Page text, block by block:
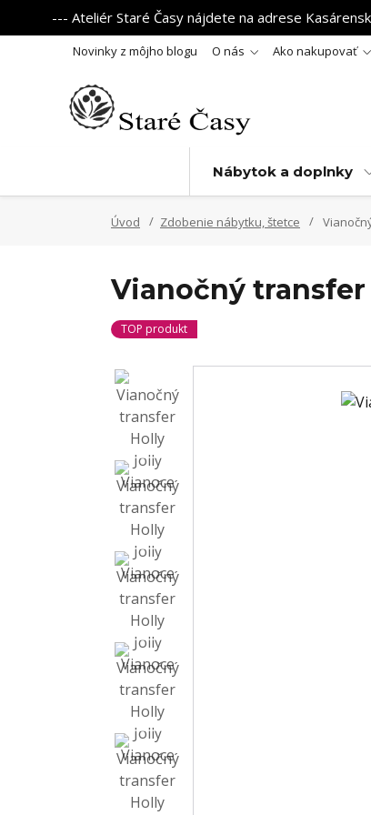
--- Ateliér Staré Časy nájdete na adrese
Novinky z môjho blogu O nás Ako nakupovať
Nábytok a doplnky
Úvod Zdobenie nábytku, štetce
Vianočný
TOP produkt